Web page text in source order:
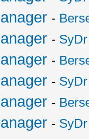
-
- SyDr
-
- SyDr
-
- SyDr